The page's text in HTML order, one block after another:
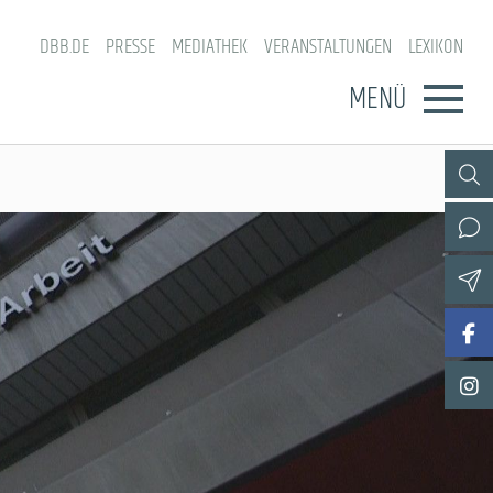
DBB.DE PRESSE MEDIATHEK VERANSTALTUNGEN LEXIKON
MENÜ